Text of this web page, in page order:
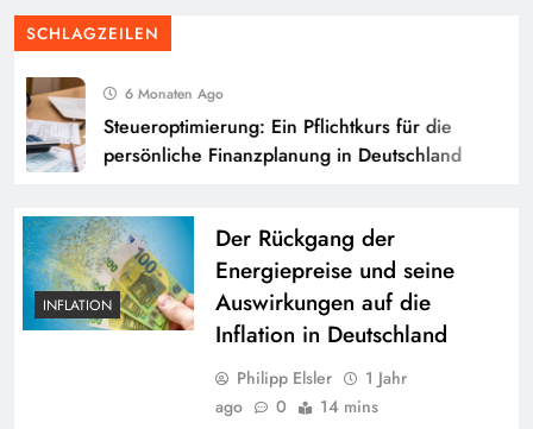
SCHLAGZEILEN
6 Monaten Ago
Steueroptimierung: Ein Pflichtkurs für die
persönliche Finanzplanung in Deutschland
INFLATION
Der Rückgang der
Energiepreise und seine
Auswirkungen auf die
Inflation in Deutschland
Philipp Elsler
1 Jahr
ago
0 14 mins